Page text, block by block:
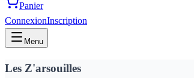
Panier
ConnexionInscription
Menu
Les Z'arsouilles